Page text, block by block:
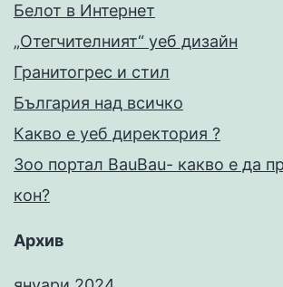
Белот в Интернет
„Отегчителният“ уеб дизайн
Гранитогрес и стил
България над всичко
Какво е уеб директория ?
Зоо портал BauBau- какво е да
кон?
Архив